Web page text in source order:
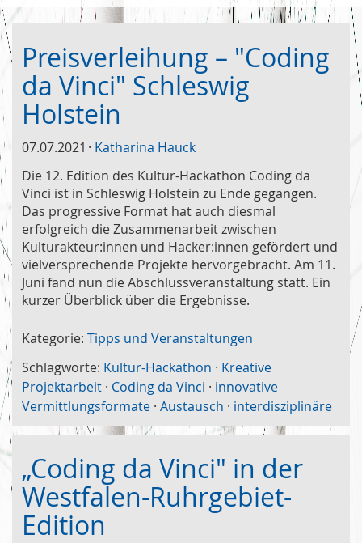
Preisverleihung – "Coding
da Vinci" Schleswig
Holstein
07.07.2021
Katharina Hauck
Die 12. Edition des Kultur-Hackathon Coding da
Vinci ist in Schleswig Holstein zu Ende gegangen.
Das progressive Format hat auch diesmal
erfolgreich die Zusammenarbeit zwischen
Kulturakteur:innen und Hacker:innen gefördert und
vielversprechende Projekte hervorgebracht. Am 11.
Juni fand nun die Abschlussveranstaltung statt. Ein
kurzer Überblick über die Ergebnisse.
Kategorie: Tipps und Veranstaltungen
Schlagworte: Kultur-Hackathon · Kreative
Projektarbeit · Coding da Vinci · innovative
Vermittlungsformate · Austausch · interdisziplinäre
„Coding da Vinci" in der
Westfalen-Ruhrgebiet-
Edition